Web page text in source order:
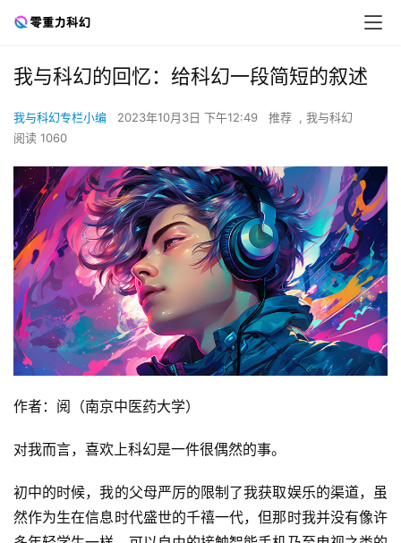
我与科幻的回忆：给科幻一段简短的叙述
我与科幻专栏小编 2023年10月3日 下午12:49 推荐 , 我与科幻
阅读 1060
作者：阅（南京中医药大学）
对我而言，喜欢上科幻是一件很偶然的事。
初中的时候，我的父母严厉的限制了我获取娱乐的渠道，虽
然作为生在信息时代盛世的千禧一代，但那时我并没有像许